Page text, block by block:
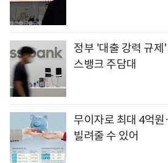
정부 '대출 강력 규
스뱅크 주담대
무이자로 최대 4억
빌려줄 수 있어